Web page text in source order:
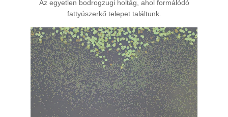
Az egyetlen bodrogzugi holtág, ahol formálódó
fattyúszerkő telepet találtunk.